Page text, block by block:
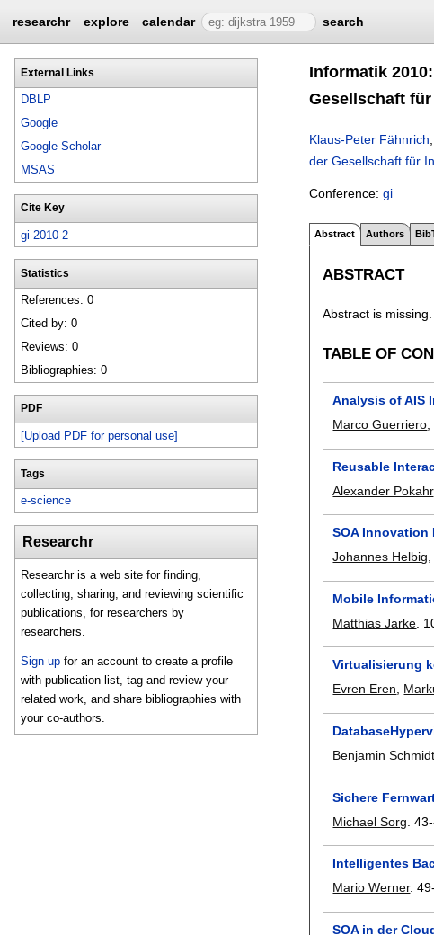
researchr explore calendar search
External Links
DBLP
Google
Google Scholar
MSAS
Cite Key
gi-2010-2
Statistics
References: 0
Cited by: 0
Reviews: 0
Bibliographies: 0
PDF
[Upload PDF for personal use]
Tags
e-science
Researchr
Researchr is a web site for finding,
collecting, sharing, and reviewing scientific
publications, for researchers by
researchers.
Sign up for an account to create a profile
with publication list, tag and review your
related work, and share bibliographies with
your co-authors.
Informatik
Gesellschaft für
Klaus-Peter Fähnrich
der Gesellschaft für
Conference: gi
Abstract Authors
ABSTRACT
Abstract is missing.
TABLE OF
Analysis of AIS
Marco Guerriero
Reusable
Alexander Pokahr,
SOA Innovation
Johannes Helbig,
Mobile
Matthias Jarke
Virtualisierung
Evren Eren,
Benjamin Schmidt
Sichere
Michael Sorg .
Intelligentes
Mario Werner.
SOA in der